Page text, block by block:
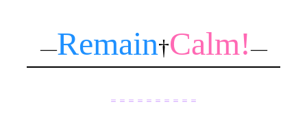
―Remain†Calm!―
＝＝＝＝＝＝＝＝＝＝